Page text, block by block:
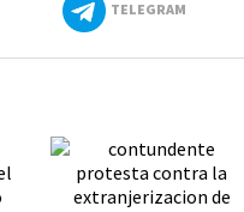
TELEGRAM